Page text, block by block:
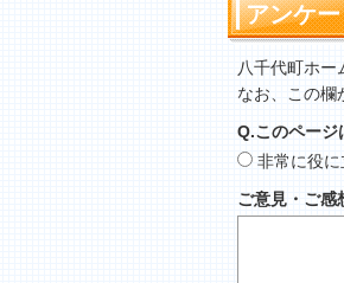
アンケ
八千代町ホー
なお、この欄
Q.このページ
非常に役に
ご意見・ご感